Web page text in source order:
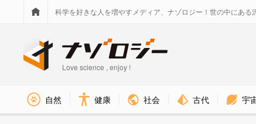
科学を好きな人を増やすメディア、ナゾロジー！世の中にある
Love science , enjoy !
自然 健康 社会 古代 宇